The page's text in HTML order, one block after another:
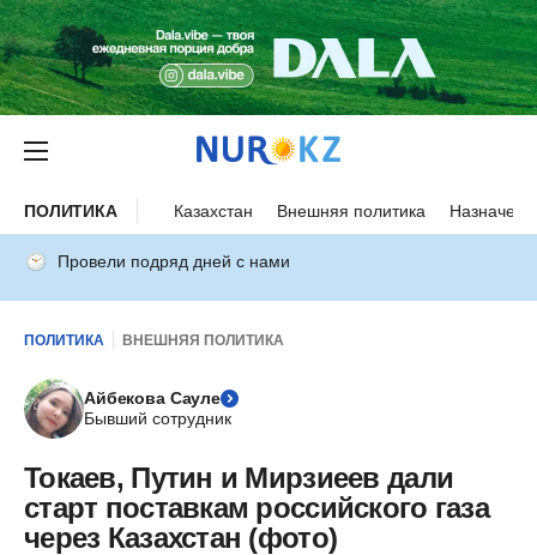
ПОЛИТИКА Казахстан Внешняя политика
Провели подряд дней с нами
ПОЛИТИКА ВНЕШНЯЯ ПОЛИТИКА
Айбекова Сауле
Бывший сотрудник
Токаев, Путин и Мирзиеев дали
старт поставкам российского газа
через Казахстан (фото)